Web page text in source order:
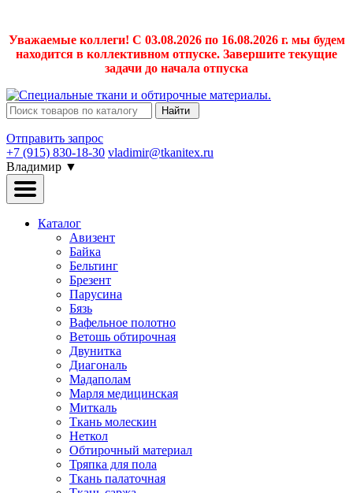
Уважаемые коллеги! С 03.08.2026 по 16.08.2026 г. мы будем
находится в коллективном отпуске. Завершите текущие
задачи до начала отпуска
Найти
Отправить запрос
+7 (915) 830-18-30 vladimir@tkanitex.ru
Владимир ▼
Каталог
Авизент
Байка
Бельтинг
Брезент
Парусина
Бязь
Вафельное полотно
Ветошь обтирочная
Двунитка
Диагональ
Мадаполам
Марля медицинская
Миткаль
Ткань молескин
Неткол
Обтирочный материал
Тряпка для пола
Ткань палаточная